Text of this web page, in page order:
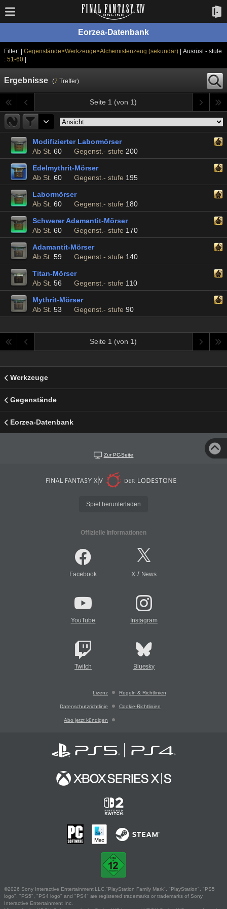
Eorzea-Datenbank
Filter: | Gegenstände>Werkzeuge>Alchemistenzeug (sekundär) | Ausrüst.- stufe
: 51-60|
Ergebnisse (7 Treffer)
Seite 1 (von 1)
Modifizierter Labormörser
Ab St. 60 Gegenst.- stufe 200
Edelmythrit-Mörser
Ab St. 60 Gegenst.- stufe 195
Labormörser
Ab St. 60 Gegenst.- stufe 180
Schwerer Adamantit-Mörser
Ab St. 60 Gegenst.- stufe 170
Adamantit-Mörser
Ab St. 59 Gegenst.- stufe 140
Titan-Mörser
Ab St. 56 Gegenst.- stufe 110
Mythrit-Mörser
Ab St. 53 Gegenst.- stufe 90
Seite 1 (von 1)
Werkzeuge
Gegenstände
Eorzea-Datenbank
Zur PC-Seite
Spiel herunterladen
Offizielle Informationen
Facebook X/ News
YouTube Instagram
Twitch Bluesky
Lizenz Regeln & Richtlinien
Datenschutzrichtlinie Cookie-Richtlinien
Abo jetzt kündigen
©2026 Sony Interactive Entertainment LLC."PlayStation Family Mark", "PlayStation", "PS5
logo", "PS5", "PS4 logo" and "PS4" are registered trademarks or trademarks of Sony
Interactive Entertainment Inc.